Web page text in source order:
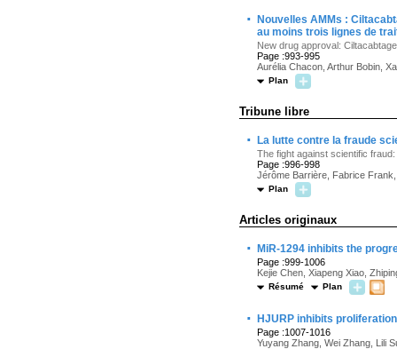
·
Nouvelles AMMs :
au moins trois lignes de
New drug approval:
Page :993-995
Aurélia Chacon, Arthur Bobin,
Plan
Tribune libre
· La lutte contre la fraude
The fight against scientific
Page :996-998
Jérôme Barrière, Fabrice
Plan
Articles originaux
· MiR-1294 inhibits the
Page :999-1006
Kejie Chen, Xiapeng Xiao,
Résumé Plan
· HJURP inhibits
Page :1007-1016
Yuyang Zhang, Wei Zhang, Lili